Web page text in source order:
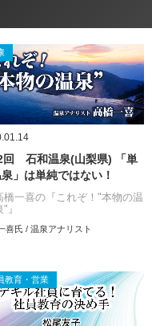
回 石和温泉(山梨県) 「単
」は単純ではない！
橋一喜の『これぞ！"本物の温
"』
喜氏 / 温泉アナリスト
教育・営業